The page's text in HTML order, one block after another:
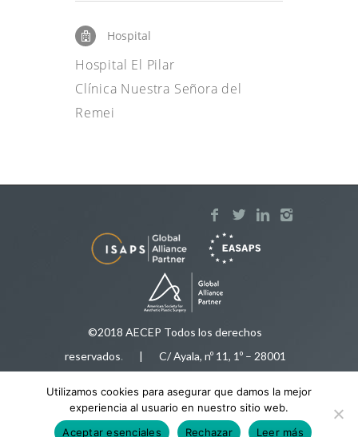
Hospital
Hospital El Pilar
Clínica Nuestra Señora del
Remei
©2018 AECEP Todos los derechos
reservados. | C/ Ayala, nº 11, 1º – 28001
Tfnos:91 575 50 35/ 616 92 78 34|
aecep@aecep.es
Utilizamos cookies para asegurar que damos la mejor
experiencia al usuario en nuestro sitio web.
Aceptar esenciales
Rechazar Leer más